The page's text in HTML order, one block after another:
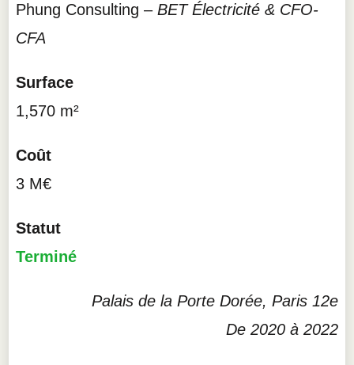
Phung Consulting – BET Électricité & CFO-
CFA
Surface
1,570 m²
Coût
3 M€
Statut
Terminé
Palais de la Porte Dorée, Paris 12e
De 2020 à 2022